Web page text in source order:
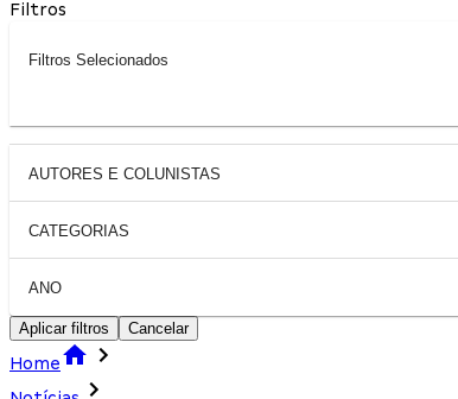
Filtros
Filtros Selecionados
AUTORES E COLUNISTAS
CATEGORIAS
ANO
Aplicar filtros Cancelar
Home